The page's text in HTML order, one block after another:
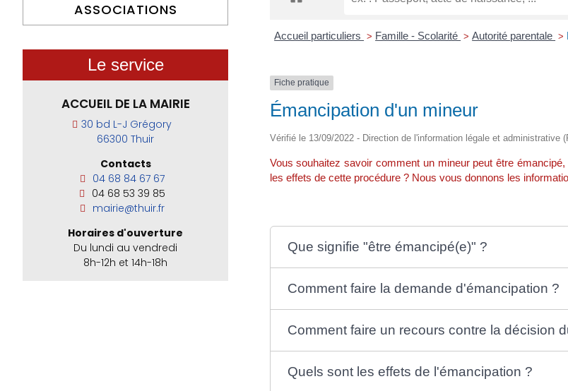
ASSOCIATIONS
Le service
ACCUEIL DE LA MAIRIE
30 bd L-J Grégory
66300 Thuir
Contacts
04 68 84 67 67
04 68 53 39 85
mairie@thuir.fr
Horaires d'ouverture
Du lundi au vendredi
8h-12h et 14h-18h
Accueil particuliers > Famille - Scolarité > Autorité parentale >
Fiche pratique
Émancipation d'un mineur
Vérifié le 13/09/2022 - Direction de l'information légale et administrative
Vous souhaitez savoir comment un mineur peut être
les effets de cette procédure ? Nous vous donnons les
Que signifie "être émancipé(e)" ?
Comment faire la demande d'émancipation ?
Comment faire un recours contre la décision
Quels sont les effets de l'émancipation ?